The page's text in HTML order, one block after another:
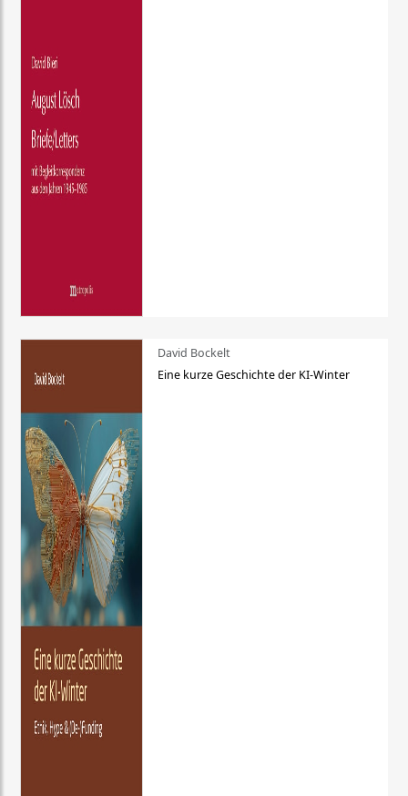
David Bockelt
Eine kurze Geschichte der KI-Winter